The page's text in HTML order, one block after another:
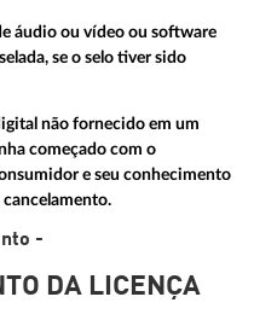
áudio ou vídeo ou software
se o selo tiver sido
não fornecido em um
começado com o
e seu conhecimento
cancelamento.
-
DA LICENÇA